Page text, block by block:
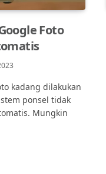
Foto
kadang dilakukan
ponsel tidak
Mungkin